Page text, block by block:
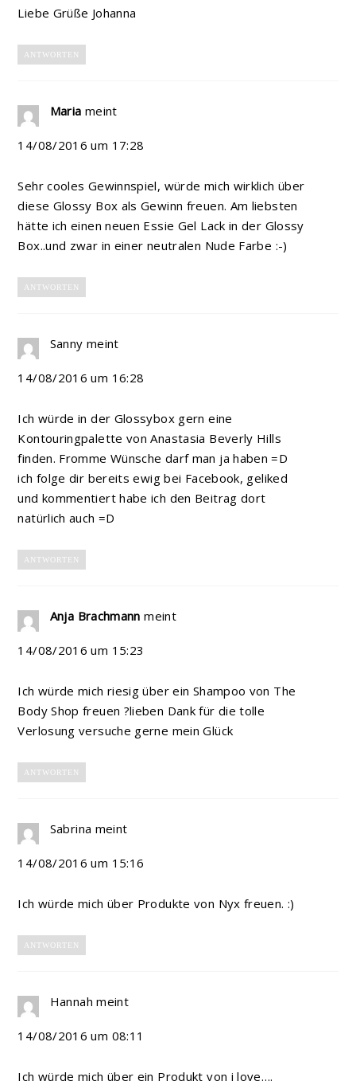
Liebe Grüße Johanna
ANTWORTEN
Maria meint
14/08/2016 um 17:28
Sehr cooles Gewinnspiel, würde mich wirklich über
diese Glossy Box als Gewinn freuen. Am liebsten
hätte ich einen neuen Essie Gel Lack in der Glossy
Box..und zwar in einer neutralen Nude Farbe :-)
ANTWORTEN
Sanny meint
14/08/2016 um 16:28
Ich würde in der Glossybox gern eine
Kontouringpalette von Anastasia Beverly Hills
finden. Fromme Wünsche darf man ja haben =D
ich folge dir bereits ewig bei Facebook, geliked
und kommentiert habe ich den Beitrag dort
natürlich auch =D
ANTWORTEN
Anja Brachmann meint
14/08/2016 um 15:23
Ich würde mich riesig über ein Shampoo von The
Body Shop freuen ?lieben Dank für die tolle
Verlosung versuche gerne mein Glück
ANTWORTEN
Sabrina meint
14/08/2016 um 15:16
Ich würde mich über Produkte von Nyx freuen. :)
ANTWORTEN
Hannah meint
14/08/2016 um 08:11
Ich würde mich über ein Produkt von i love….